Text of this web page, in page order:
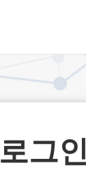
로그인